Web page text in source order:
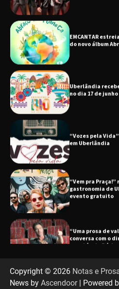
“Vem pra
“Uma prosa de
sucesso absoluto
Copyright © 2026 Notas e
News by Ascendoor| Powered